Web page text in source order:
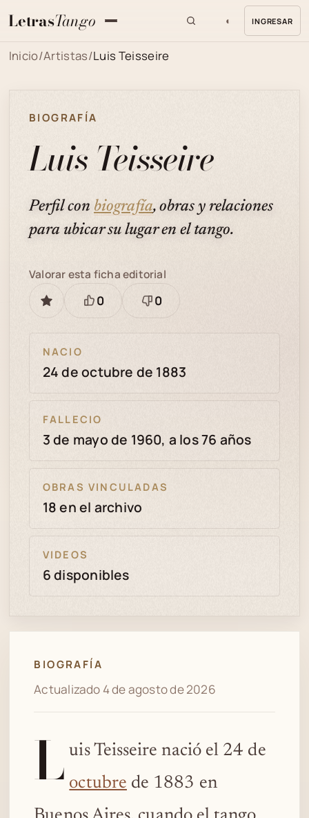
LetrasTango ◐ INGRESAR
Inicio/Artistas/Luis Teisseire
BIOGRAFÍA
Luis Teisseire
Perfil con biografía, obras y relaciones
para ubicar su lugar en el tango.
GUARDAR
Valorar esta ficha editorial
Está
0
Necesita
0
NACIO
24 de octubre de 1883
FALLECIO
3 de mayo de 1960, a los 76 años
OBRAS VINCULADAS
18 en el archivo
VIDEOS
6 disponibles
BIOGRAFÍA
Actualizado 4 de agosto de 2026
L uis Teisseire nació el 24 de
octubre de 1883 en